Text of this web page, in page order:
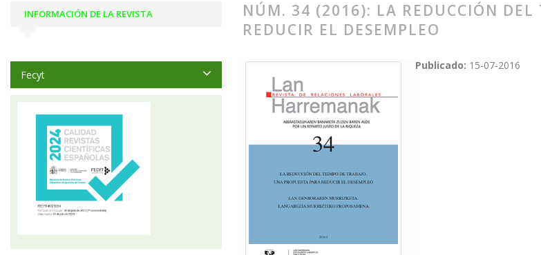
NÚM. 34 (2016): LA REDUCCIÓN DEL
REDUCIR EL DESEMPLEO
Publicado: 15-07-2016
INFORMACIÓN DE LA REVISTA
Fecyt